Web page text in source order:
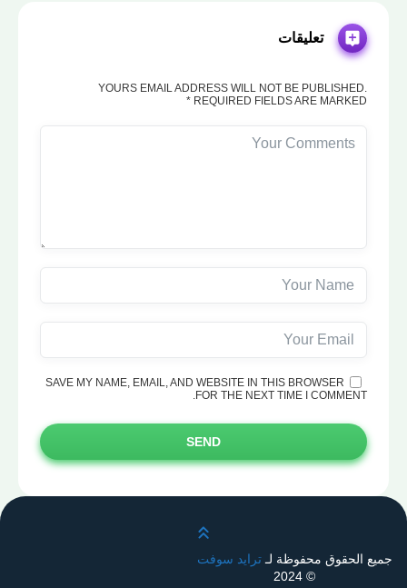
تعليقات
YOURS EMAIL ADDRESS WILL NOT BE PUBLISHED.
REQUIRED FIELDS ARE MARKED *
SAVE MY NAME, EMAIL, AND WEBSITE IN THIS BROWSER
FOR THE NEXT TIME I COMMENT.
SEND
قم بالتمرير لأعلى
جميع الحقوق محفوظة لـترايد سوفت
© 2024